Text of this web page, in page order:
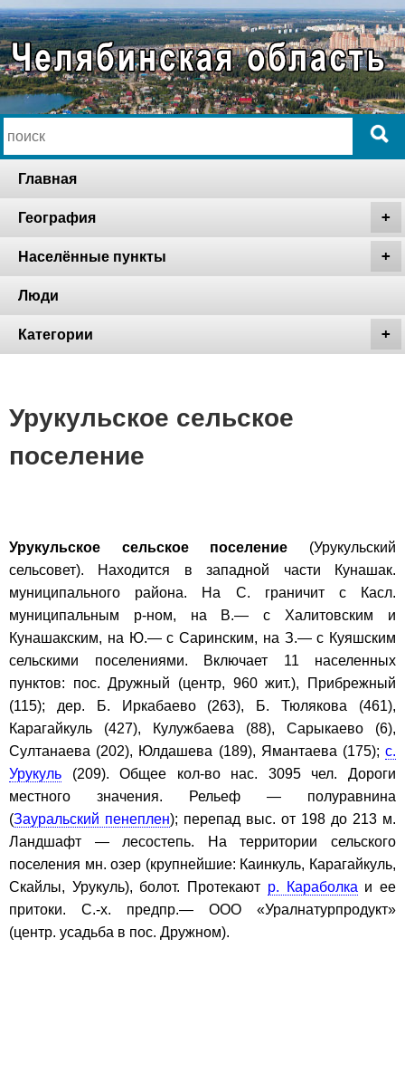
Главная
География
Населённые пункты
Люди
Категории
Урукульское сельское
поселение
Урукульское сельское поселение (Урукульский
сельсовет). Находится в западной части Кунашак.
муниципального района. На С. граничит с Касл.
муниципальным р-ном, на В.— с Халитовским и
Кунашакским, на Ю.— с Саринским, на З.— с Куяшским
сельскими поселениями. Включает 11 населенных
пунктов: пос. Дружный (центр, 960 жит.), Прибрежный
(115); дер. Б. Иркабаево (263), Б. Тюлякова (461),
Карагайкуль (427), Кулужбаева (88), Сарыкаево (6),
Султанаева (202), Юлдашева (189), Ямантаева (175); с.
Урукуль (209). Общее кол-во нас. 3095 чел. Дороги
местного значения. Рельеф — полуравнина
(Зауральский пенеплен); перепад выс. от 198 до 213 м.
Ландшафт — лесостепь. На территории сельского
поселения мн. озер (крупнейшие: Каинкуль, Карагайкуль,
Скайлы, Урукуль), болот. Протекают р. Караболка и ее
притоки. С.-х. предпр.— ООО «Уралнатурпродукт»
(центр. усадьба в пос. Дружном).